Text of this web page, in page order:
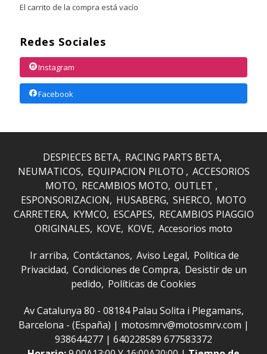
El carrito de la compra está vacío
Redes Sociales
Instagram
Facebook
DESPIECES BETA RACING PARTS BETA
NEUMATICOS EQUIPACION PILOTO
ACCESORIOS
MOTO RECAMBIOS MOTO OUTLET
ESPONSORIZACION
HUSABERG SHERCO MOTO
CARRETERA KYMCO ESCAPES RECAMBIOS PIAGGIO
ORIGINALES KOVE KOVE Accesorios moto
Ir arriba Contáctanos Aviso Legal Política de
Privacidad Condiciones de Compra Desistir de un
pedido Políticas de Cookies
Av Catalunya 80 - 08184 Palau Solita i Plegamans,
Barcelona - (España) | motosmrv@motosmrv.com |
938644277 | 640228589 677583372